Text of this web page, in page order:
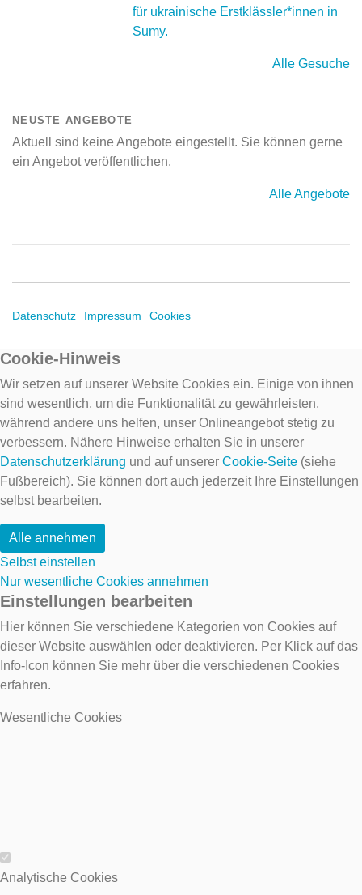
für ukrainische Erstklässler*innen in
Sumy.
Alle Gesuche
NEUSTE ANGEBOTE
Aktuell sind keine Angebote eingestellt. Sie können gerne
ein Angebot veröffentlichen.
Alle Angebote
Datenschutz Impressum Cookies
Cookie-Hinweis
Wir setzen auf unserer Website Cookies ein. Einige von ihnen
sind wesentlich, um die Funktionalität zu gewährleisten,
während andere uns helfen, unser Onlineangebot stetig zu
verbessern. Nähere Hinweise erhalten Sie in unserer
Datenschutzerklärung und auf unserer Cookie-Seite (siehe
Fußbereich). Sie können dort auch jederzeit Ihre Einstellungen
selbst bearbeiten.
Alle annehmen
Selbst einstellen
Nur wesentliche Cookies annehmen
Einstellungen bearbeiten
Hier können Sie verschiedene Kategorien von Cookies auf
dieser Website auswählen oder deaktivieren. Per Klick auf das
Info-Icon können Sie mehr über die verschiedenen Cookies
erfahren.
Wesentliche Cookies
Wesentliche Cookies
Analytische Cookies